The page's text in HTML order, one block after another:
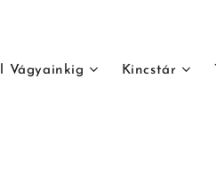
Vágyainkig Kincstár